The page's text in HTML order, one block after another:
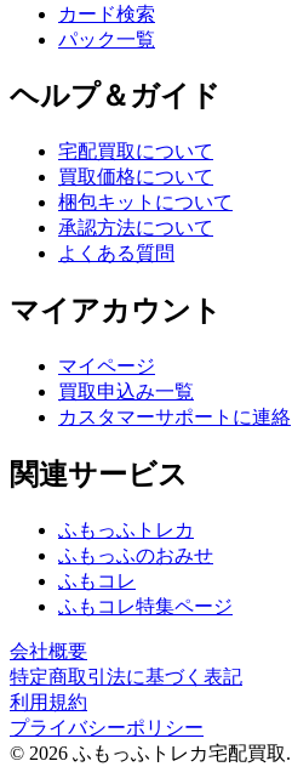
カード検索
パック一覧
ヘルプ＆ガイド
宅配買取について
買取価格について
梱包キットについて
承認方法について
よくある質問
マイアカウント
マイページ
買取申込み一覧
カスタマーサポートに連絡
関連サービス
ふもっふトレカ
ふもっふのおみせ
ふもコレ
ふもコレ特集ページ
会社概要
特定商取引法に基づく表記
利用規約
プライバシーポリシー
© 2026 ふもっふトレカ宅配買取.